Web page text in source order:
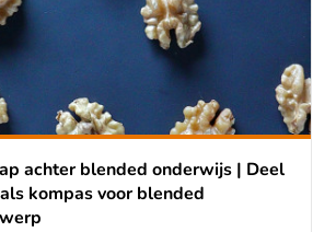
achter blended onderwijs | Deel
kompas voor blended